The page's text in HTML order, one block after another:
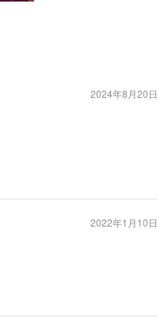
2024年8月20日
2022年1月10日